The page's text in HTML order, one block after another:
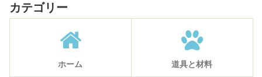
カテゴリー
ホーム 道具と材料